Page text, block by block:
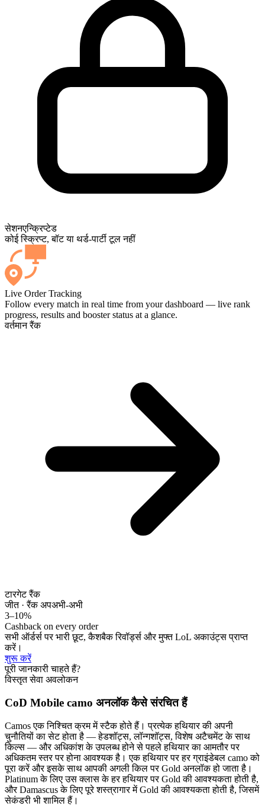
सेशनएन्क्रिप्टेड
कोई स्क्रिप्ट, बॉट या थर्ड-पार्टी टूल नहीं
Live Order Tracking
Follow every match in real time from your dashboard — live rank
progress, results and booster status at a glance.
वर्तमान रैंक
टारगेट रैंक
जीत · रैंक अपअभी-अभी
3–10%
Cashback on every order
सभी ऑर्डर्स पर भारी छूट, कैशबैक रिवॉर्ड्स और मुफ्त LoL अकाउंट्स प्राप्त
करें।
शुरू करें
पूरी जानकारी चाहते हैं?
विस्तृत सेवा अवलोकन
CoD Mobile camo अनलॉक कैसे संरचित हैं
Camos एक निश्चित क्रम में स्टैक होते हैं। प्रत्येक हथियार की अपनी
चुनौतियों का सेट होता है — हेडशॉट्स, लॉन्गशॉट्स, विशेष अटैचमेंट के साथ
किल्स — और अधिकांश के उपलब्ध होने से पहले हथियार का आमतौर पर
अधिकतम स्तर पर होना आवश्यक है। एक हथियार पर हर ग्राइंडेबल camo को
पूरा करें और इसके साथ आपकी अगली किल पर Gold अनलॉक हो जाता है।
Platinum के लिए उस क्लास के हर हथियार पर Gold की आवश्यकता होती है,
और Damascus के लिए पूरे शस्त्रागार में Gold की आवश्यकता होती है, जिसमें
सेकंडरी भी शामिल हैं।